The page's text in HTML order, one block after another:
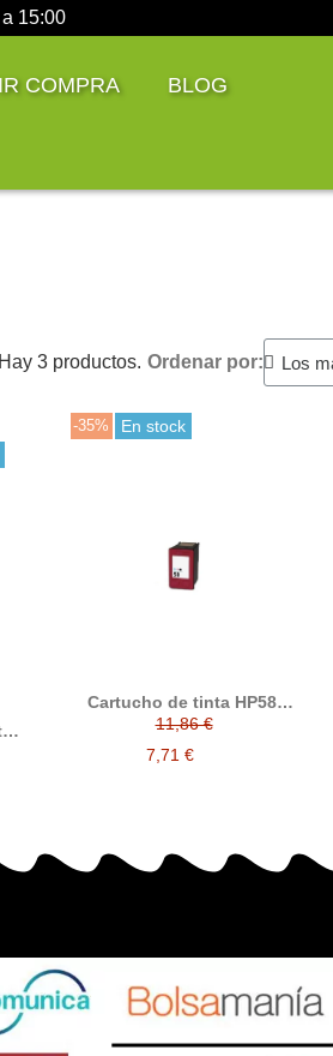
15:00
COMPRA BLOG
Hay 3 productos. Ordenar por:
-35% En stock
Cartucho de tinta HP58,
compatible con hp
C6658AE, tricolor
(fotografico)
11,86 €
7,71 €